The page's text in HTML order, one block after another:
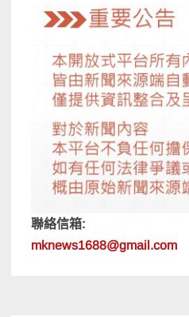
聯絡信箱:
mknews1688@gmail.com